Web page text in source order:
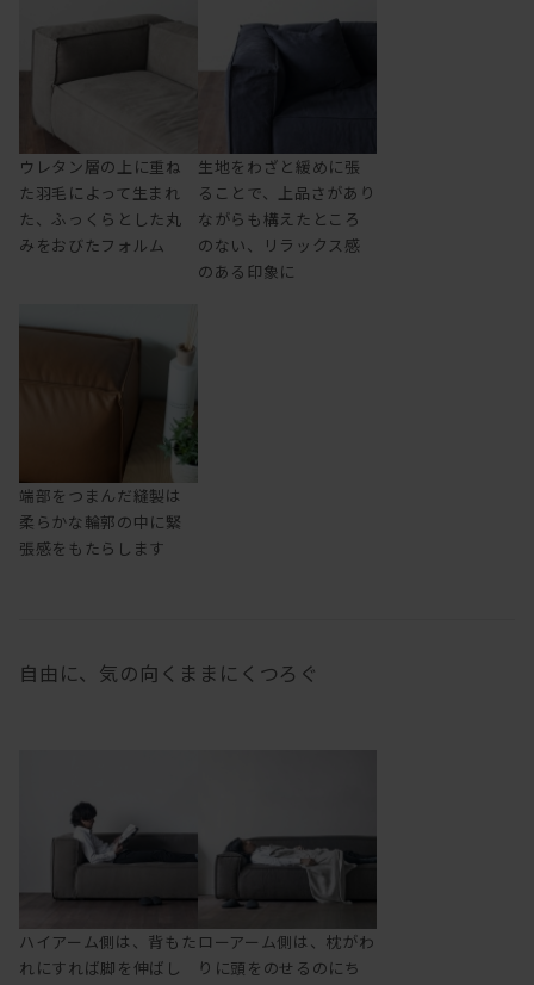
ウレタン層の上に重ね
た羽毛によって生まれ
た、ふっくらとした丸
みをおびたフォルム
生地をわざと緩めに張
ることで、上品さがあり
ながらも構えたところ
のない、リラックス感
のある印象に
端部をつまんだ縫製は
柔らかな輪郭の中に緊
張感をもたらします
自由に、気の向くままにくつろぐ
ハイアーム側は、背もた
れにすれば脚を伸ばし
ローアーム側は、枕がわ
りに頭をのせるのにち